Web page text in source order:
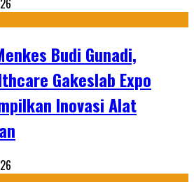
Budi Gunadi,
Gakeslab Expo
Inovasi Alat